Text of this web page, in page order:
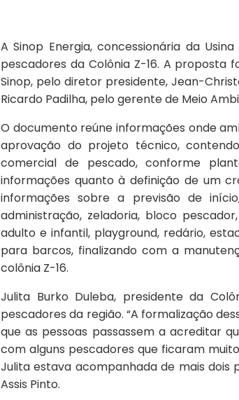
A Sinop Energia, concessionária da
pescadores da Colônia Z-16. A proposta
Sinop, pelo diretor presidente, Jean-
Ricardo Padilha, pelo gerente de Meio
O documento reúne informações onde
aprovação do projeto técnico,
comercial de pescado, conforme
informações quanto à definição de um
informações sobre a previsão de
administração, zeladoria, bloco
adulto e infantil, playground, redário,
para barcos, finalizando com a
colônia Z-16.
Julita Burko Duleba, presidente da
pescadores da região. “A formalização
que as pessoas passassem a acreditar
com alguns pescadores que ficaram
Julita estava acompanhada de mais dois
Assis Pinto.